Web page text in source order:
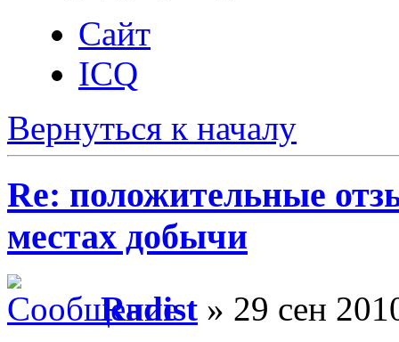
Сайт
ICQ
Вернуться к началу
Re: положительные
местах добычи
Radist » 29 сен